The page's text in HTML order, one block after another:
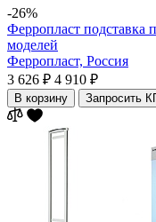
-26%
Ферропласт подставка
моделей
Ферропласт, Россия
3 626 ₽ 4 910 ₽
В корзину Запросить